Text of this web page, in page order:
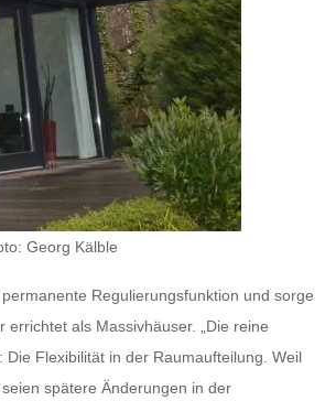
Georg Kälble
Regulierungsfunktion und sorge
als Massivhäuser. „Die reine
Flexibilität in der Raumaufteilung. Weil
spätere Änderungen in der